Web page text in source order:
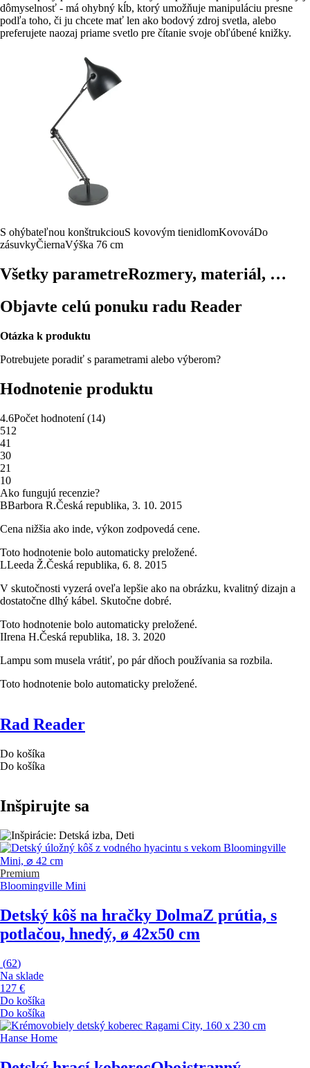
dômyselnosť - má ohybný kĺb, ktorý umožňuje manipuláciu presne
podľa toho, či ju chcete mať len ako bodový zdroj svetla, alebo
preferujete naozaj priame svetlo pre čítanie svoje obľúbené knižky.
S ohýbateľnou konštrukciouS kovovým tienidlomKovováDo
zásuvkyČiernaVýška 76 cm
Všetky parametreRozmery, materiál, …
Objavte celú ponuku radu Reader
Otázka k produktu
Potrebujete poradiť s parametrami alebo výberom?
Hodnotenie produktu
4.6Počet hodnotení(14)
512
41
30
21
10
Ako fungujú recenzie?
BBarbora R.Česká republika, 3. 10. 2015
Cena nižšia ako inde, výkon zodpovedá cene.
Toto hodnotenie bolo automaticky preložené.
LLeeda Ž.Česká republika, 6. 8. 2015
V skutočnosti vyzerá oveľa lepšie ako na obrázku, kvalitný dizajn a
dostatočne dlhý kábel. Skutočne dobré.
Toto hodnotenie bolo automaticky preložené.
IIrena H.Česká republika, 18. 3. 2020
Lampu som musela vrátiť, po pár dňoch používania sa rozbila.
Toto hodnotenie bolo automaticky preložené.
Rad Reader
Do košíka
Do košíka
Inšpirujte sa
Premium
Bloomingville Mini
Detský kôš na hračky DolmaZ prútia, s
potlačou, hnedý, ø 42x50 cm
(62)
Na sklade
127 €
Do košíka
Do košíka
Hanse Home